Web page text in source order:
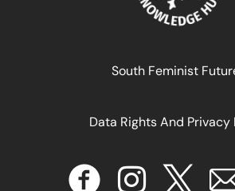
South Feminist
Data Rights And Privacy